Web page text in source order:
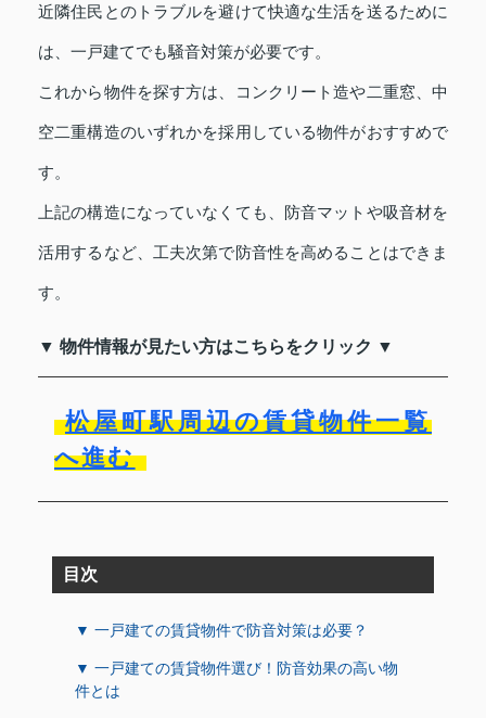
近隣住民とのトラブルを避けて快適な生活を送るために
は、一戸建てでも騒音対策が必要です。
これから物件を探す方は、コンクリート造や二重窓、中
空二重構造のいずれかを採用している物件がおすすめで
す。
上記の構造になっていなくても、防音マットや吸音材を
活用するなど、工夫次第で防音性を高めることはできま
す。
▼ 物件情報が見たい方はこちらをクリック ▼
松屋町駅周辺の賃貸物件一覧
へ進む
目次
▼ 一戸建ての賃貸物件で防音対策は必要？
▼ 一戸建ての賃貸物件選び！防音効果の高い物
件とは